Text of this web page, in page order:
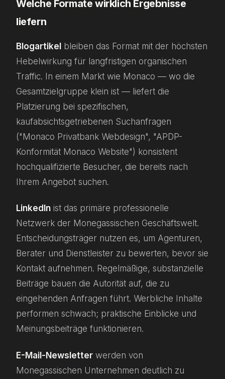
Welche Formate wirklich Ergebnisse
liefern
Blogartikel bleiben das Format mit der höchsten
Hebelwirkung für langfristigen organischen
Traffic. In einem Markt wie Monaco — wo die
Gesamtzielgruppe klein ist — liefert die
Platzierung bei spezifischen,
kaufabsichtsgetriebenen Suchanfragen
("Monaco Privatbank Webdesign", "APDP-
Konformität Monaco Website") konsistent
hochqualifizierte Besucher, die bereits nach
Ihrem Angebot suchen.
LinkedIn ist das primäre professionelle
Netzwerk der Monegassischen Geschäftswelt.
Entscheidungsträger nutzen es, um Agenturen,
Berater und Dienstleister zu bewerten, bevor sie
Kontakt aufnehmen. Regelmäßige, substanzielle
Beiträge bauen die Autorität auf, die zu
eingehenden Anfragen führt. Werbliche Inhalte
performen schwach; praktische Einblicke und
Meinungsbeiträge funktionieren.
E-Mail-Newsletter werden von
Monegassischen Unternehmen deutlich zu